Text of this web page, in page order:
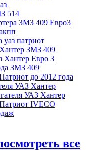
514
ЗМЗ 409 Евро3
уаз патриот
ЗМЗ 409
Хантер Евро 3
ЗМЗ 409
до 2012 года
УАЗ Хантер
УАЗ Хантер
IVECO
все